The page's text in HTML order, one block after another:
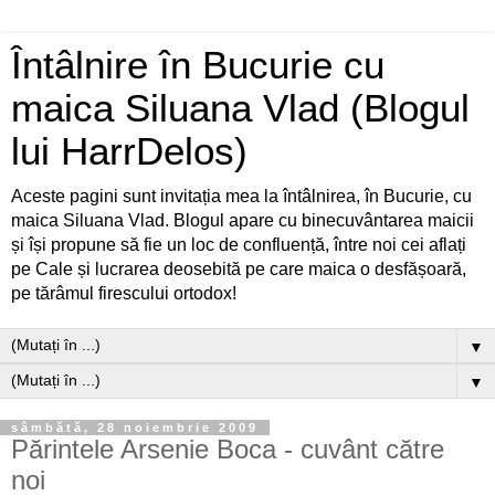
Întâlnire în Bucurie cu
maica Siluana Vlad (Blogul
lui HarrDelos)
Aceste pagini sunt invitația mea la întâlnirea, în Bucurie, cu
maica Siluana Vlad. Blogul apare cu binecuvântarea maicii
și își propune să fie un loc de confluență, între noi cei aflați
pe Cale și lucrarea deosebită pe care maica o desfășoară,
pe tărâmul firescului ortodox!
▼
▼
sâmbătă, 28 noiembrie 2009
Părintele Arsenie Boca - cuvânt către
noi